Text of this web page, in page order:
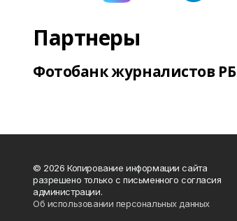
Партнеры
Фотобанк журналистов РБ
© 2026 Копирование информации сайта
разрешено только с письменного согласия
администрации.
Об использовании персональных данных